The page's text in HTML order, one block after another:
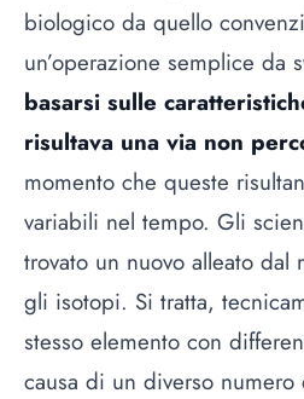
biologico da quello
un’operazione semplice da
basarsi sulle
risultava una via non
momento che queste
variabili nel tempo. Gli
trovato un nuovo alleato dal
gli isotopi. Si tratta,
stesso elemento con
causa di un diverso